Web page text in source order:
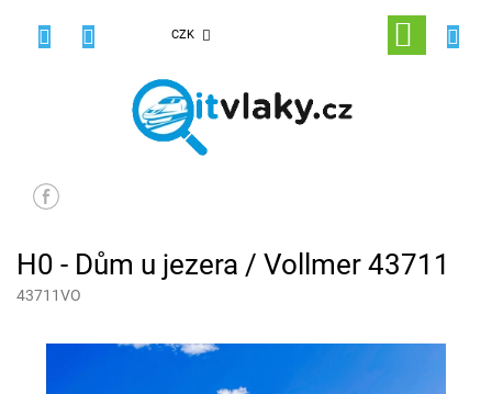
CZK
NÁKUPNÍ
KOŠÍK
H0 - Dům u jezera / Vollmer 43711
43711VO